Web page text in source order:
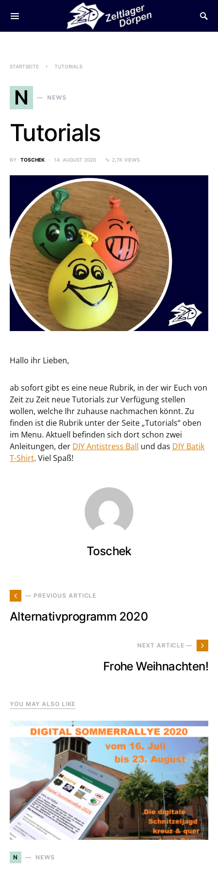
SEARCH FOR:
STARTSEITE TUTORIALS
N NEWS
Tutorials
BY TOSCHEK 14. AUGUST 2020 2,7K VIEWS
Hallo ihr Lieben,
ab sofort gibt es eine neue Rubrik, in der wir Euch von
Zeit zu Zeit neue Tutorials zur Verfügung stellen
wollen, welche Ihr zuhause nachmachen könnt. Zu
finden ist die Rubrik unter der Seite „Tutorials“ oben
im Menu. Aktuell befinden sich dort schon zwei
Anleitungen, der DIY Antistress Ball und das DIY Batik
T-Shirt. Viel Spaß!
Toschek
— PREVIOUS ARTICLE
Alternativprogramm 2020
NEXT ARTICLE —
Frohe Weihnachten!
YOU MAY ALSO LIKE
N NEWS